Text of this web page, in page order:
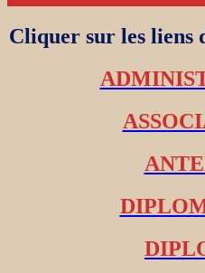
Cliquer sur les liens